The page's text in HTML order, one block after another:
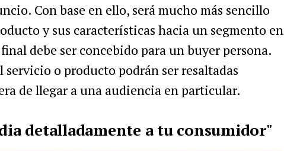
Con base en ello, será mucho más sencillo
y sus características hacia un segmento en
debe ser concebido para un buyer persona.
servicio o producto podrán ser resaltadas
de llegar a una audiencia en particular.
detalladamente a tu consumidor"